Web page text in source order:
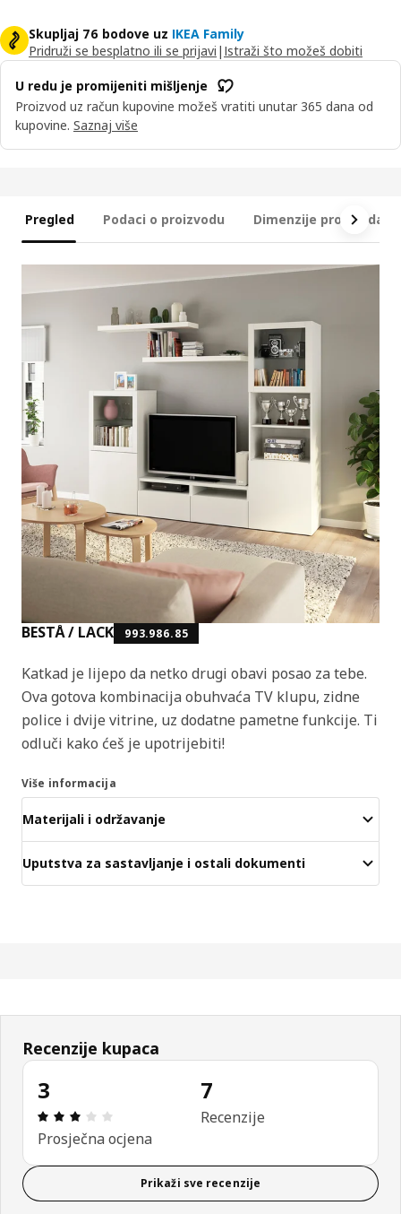
Skupljaj 76 bodove uz IKEA Family
Pridruži se besplatno ili se prijavi | Istraži što možeš dobiti
U redu je promijeniti mišljenje
Proizvod uz račun kupovine možeš vratiti unutar 365 dana od
kupovine. Saznaj više
Pregled Podaci o proizvodu Dimenzije proizvoda
BESTÅ / LACK 993.986.85
Katkad je lijepo da netko drugi obavi posao za tebe.
Ova gotova kombinacija obuhvaća TV klupu, zidne
police i dvije vitrine, uz dodatne pametne funkcije. Ti
odluči kako ćeš je upotrijebiti!
Više informacija
Materijali i održavanje
Uputstva za sastavljanje i ostali dokumenti
Recenzije kupaca
3
Ocjena i recenzija: 3 od 5 zvjezdica. Ukupno
Prosječna ocjena
7
Recenzije
Prikaži sve recenzije